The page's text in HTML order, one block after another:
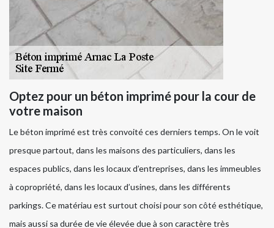
Optez pour un béton imprimé pour la cour de
votre maison
Le béton imprimé est très convoité ces derniers temps. On le voit
presque partout, dans les maisons des particuliers, dans les
espaces publics, dans les locaux d’entreprises, dans les immeubles
à copropriété, dans les locaux d’usines, dans les différents
parkings. Ce matériau est surtout choisi pour son côté esthétique,
mais aussi sa durée de vie élevée due à son caractère très